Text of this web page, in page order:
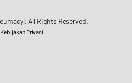
All Rights Reserved.
Kebijakan Privasi